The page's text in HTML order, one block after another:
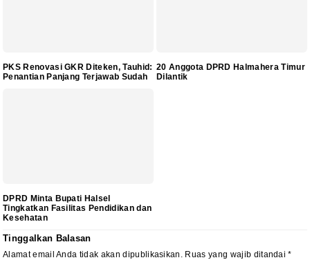
PKS Renovasi GKR Diteken, Tauhid:
Penantian Panjang Terjawab Sudah
20 Anggota DPRD Halmahera Timur
Dilantik
DPRD Minta Bupati Halsel
Tingkatkan Fasilitas Pendidikan dan
Kesehatan
Tinggalkan Balasan
Alamat email Anda tidak akan dipublikasikan. Ruas yang wajib ditandai*